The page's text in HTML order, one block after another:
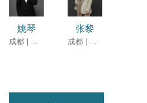
姚琴
成都 | 律师
张黎
成都 | 律师